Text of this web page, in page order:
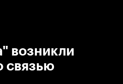
возникли
связью